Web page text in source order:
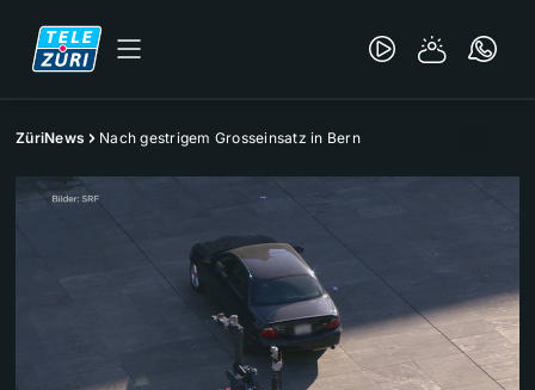
ZüriNews Nach gestrigem Grosseinsatz in Bern